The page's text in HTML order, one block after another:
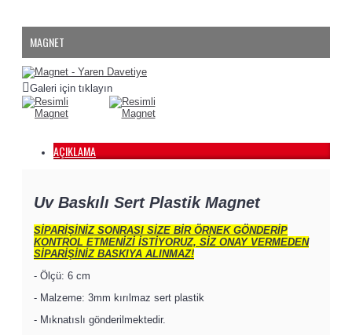
MAGNET
Galeri için tıklayın
AÇIKLAMA
Uv Baskılı Sert Plastik Magnet
SİPARİŞİNİZ SONRASI SİZE BİR ÖRNEK GÖNDERİP
KONTROL ETMENİZİ İSTİYORUZ, SİZ ONAY VERMEDEN
SİPARİŞİNİZ BASKIYA ALINMAZ!
- Ölçü: 6 cm
- Malzeme: 3mm kırılmaz sert plastik
- Mıknatıslı gönderilmektedir.